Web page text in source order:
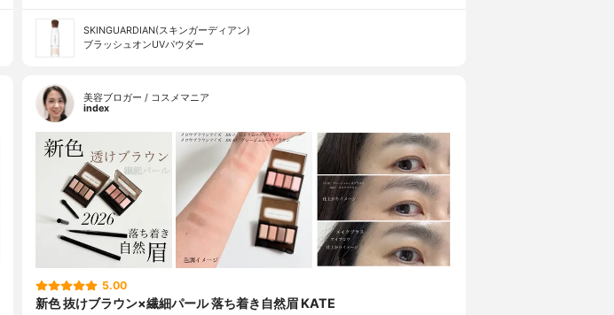
SKINGUARDIAN(スキンガーディアン)
ブラッシュオンUVパウダー
美容ブロガー / コスメマニア
index
5.00
新色 抜けブラウン×繊細パール 落ち着き自然眉 KATE